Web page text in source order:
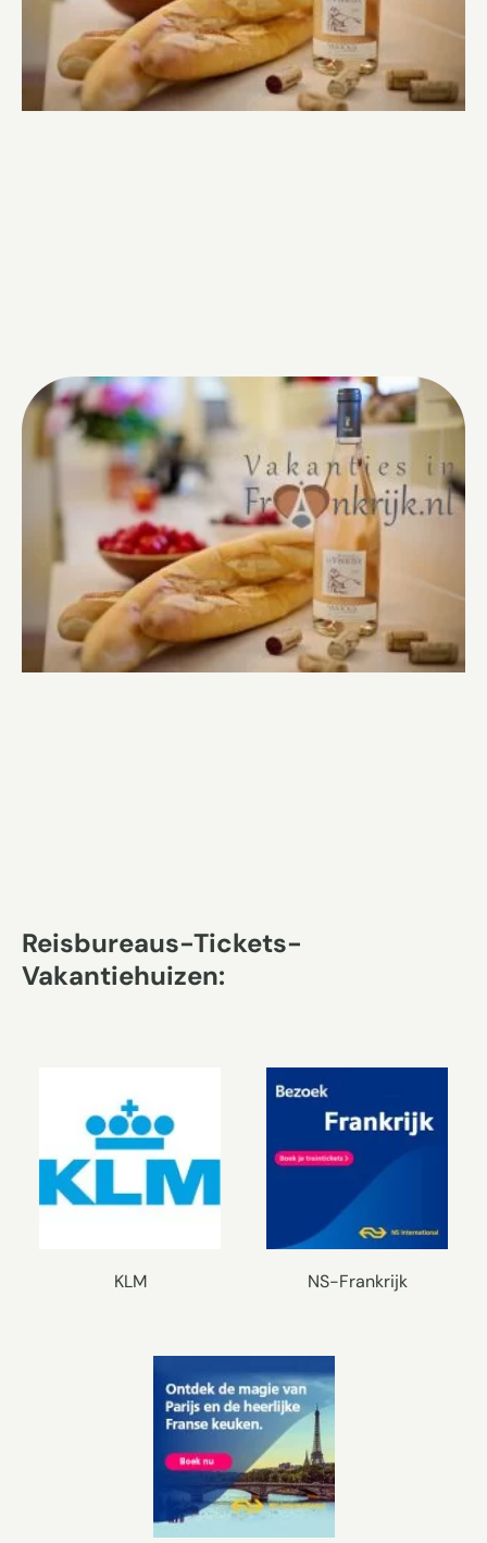
Reisbureaus-Tickets-
Vakantiehuizen:
KLM NS-Frankrijk